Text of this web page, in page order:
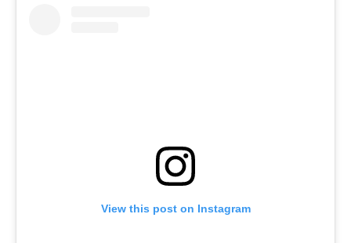
View this post on Instagram